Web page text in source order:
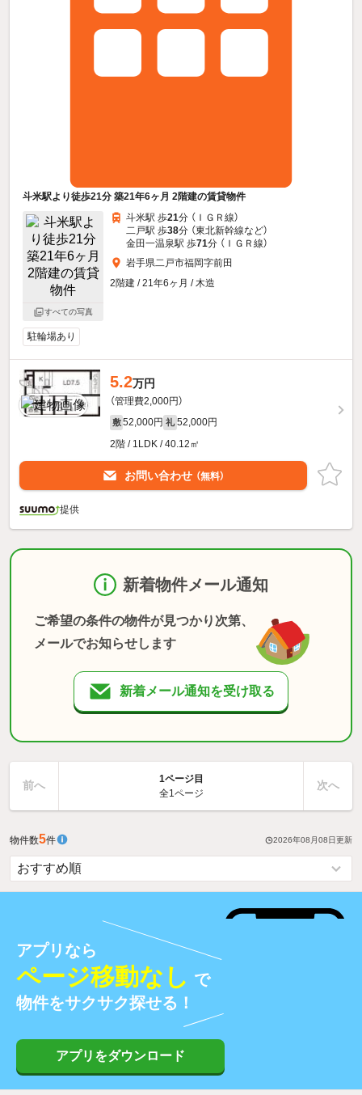
斗米駅より徒歩21分 築21年6ヶ月 2階建の賃貸物件
すべての写真
斗米駅 歩21分 （ＩＧＲ線）
二戸駅 歩38分 （東北新幹線など）
金田一温泉駅 歩71分 （ＩＧＲ線）
岩手県二戸市福岡字前田
2階建 / 21年6ヶ月 / 木造
駐輪場あり
5.2万円
（管理費2,000円）
敷 52,000円 礼 52,000円
2階 / 1LDK / 40.12㎡
お問い合わせ （無料）
提供
新着物件メール通知
ご希望の条件の物件が見つかり次第、
メールでお知らせします
新着メール通知を受け取る
前へ
1ページ目
全1ページ
次へ
物件数5件 2026年08月08日更新
アプリなら
ページ移動なし で
物件をサクサク探せる！
アプリをダウンロード